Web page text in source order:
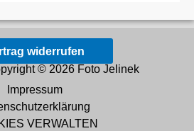
widerrufen
© 2026 Foto Jelinek
Impressum
VERWALTEN